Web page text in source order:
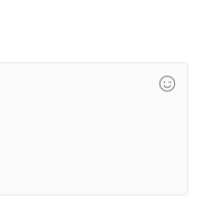
khi phát hành lại